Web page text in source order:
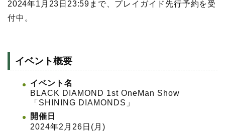
2024年1月23日23:59まで、プレイガイド先行予約を受
付中。
イベント概要
イベント名
BLACK DIAMOND 1st OneMan Show
「SHINING DIAMONDS」
開催日
2024年2月26日(月)